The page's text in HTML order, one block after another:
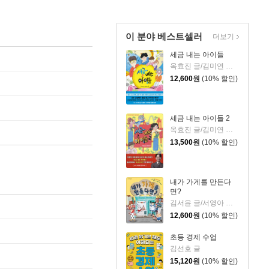
이 분야 베스트셀러
세금 내는 아이들
옥효진 글/김미연 그림
12,600원 (10% 할인)
세금 내는 아이들 2
옥효진 글/김미연 그림
13,500원 (10% 할인)
내가 가게를 만든다
면?
12,600원 (10% 할인)
초등 경제 수업
김선호 글
15,120원 (10% 할인)
더보기